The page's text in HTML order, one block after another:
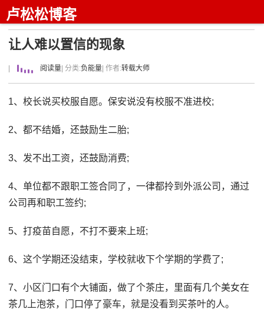
卢松松博客
让人难以置信的现象
阅读量 | 分类:负能量 | 作者:转载大师
1、校长说买校服自愿。保安说没有校服不准进校;
2、都不结婚，还鼓励生二胎;
3、发不出工资，还鼓励消费;
4、单位都不跟职工签合同了，一律都拎到外派公司，通过
公司再和职工签约;
5、打疫苗自愿，不打不要来上班;
6、这个学期还没结束，学校就收下个学期的学费了;
7、小区门口有个大铺面，做了个茶庄，里面有几个美女在
茶几上泡茶，门口停了豪车，就是没看到买茶叶的人。